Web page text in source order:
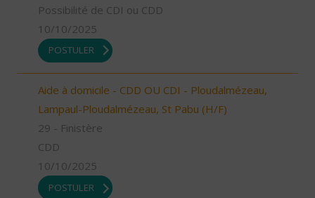
Possibilité de CDI ou CDD
10/10/2025
POSTULER
Aide à domicile - CDD OU CDI - Ploudalmézeau,
Lampaul-Ploudalmézeau, St Pabu (H/F)
29 - Finistère
CDD
10/10/2025
POSTULER